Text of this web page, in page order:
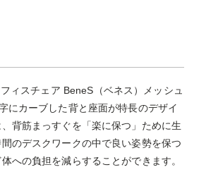
ィスチェア BeneS（ベネス）メッシュ
にカーブした背と座面が特長のデザイ
背筋まっすぐを「楽に保つ」ために生
のデスクワークの中で良い姿勢を保つ
への負担を減らすることができます。